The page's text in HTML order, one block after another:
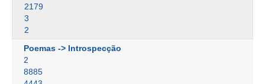
2179
3
2
Poemas -> Introspecção
2
8885